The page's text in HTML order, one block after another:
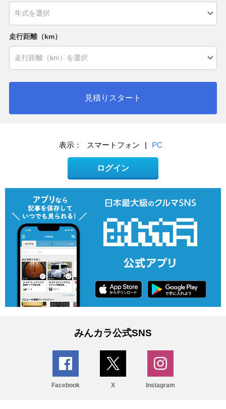
走行距離（km）
見積りスタート
表示： スマートフォン | PC
ログイン
みんカラ公式SNS
Facebook X Instagram